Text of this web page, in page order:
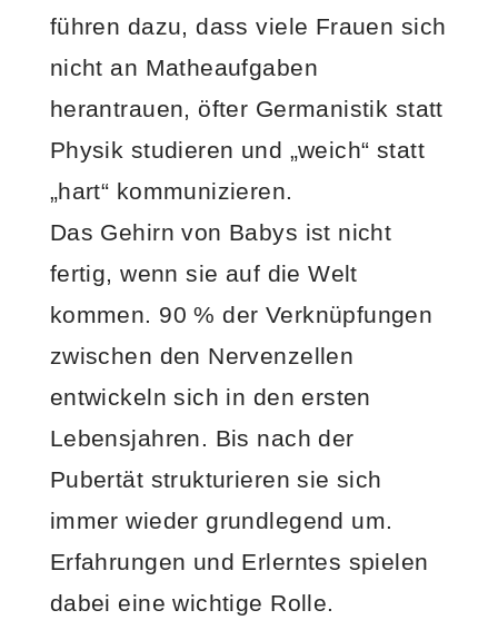
führen dazu, dass viele Frauen sich
nicht an Matheaufgaben
herantrauen, öfter Germanistik statt
Physik studieren und „weich“ statt
„hart“ kommunizieren.
Das Gehirn von Babys ist nicht
fertig, wenn sie auf die Welt
kommen. 90 % der Verknüpfungen
zwischen den Nervenzellen
entwickeln sich in den ersten
Lebensjahren. Bis nach der
Pubertät strukturieren sie sich
immer wieder grundlegend um.
Erfahrungen und Erlerntes spielen
dabei eine wichtige Rolle.